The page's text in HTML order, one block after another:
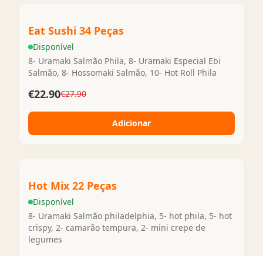
Eat Sushi 34 Peças
Disponível
8- Uramaki Salmão Phila, 8- Uramaki Especial Ebi
Salmão, 8- Hossomaki Salmão, 10- Hot Roll Phila
€22.90€27.90
Adicionar
Hot Mix 22 Peças
Disponível
8- Uramaki Salmão philadelphia, 5- hot phila, 5- hot
crispy, 2- camarão tempura, 2- mini crepe de
legumes